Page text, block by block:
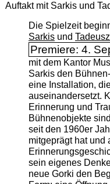
Auftakt mit Sarkis und
Die Spielzeit
Sarkisund
Premiere: 4.
mit dem Kantor
Sarkis den
eine Installation,
auseinandersetzt.
Erinnerung und
Bühnenobjekte
seit den 1960er
mitgeprägt hat
sein eigenes
neue Gorki den